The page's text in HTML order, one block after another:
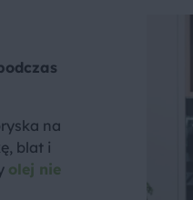
na
blat i
olej nie